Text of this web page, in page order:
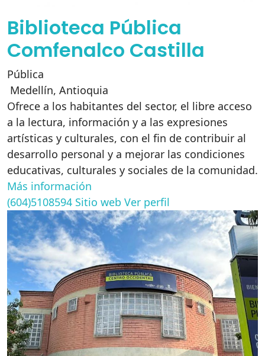
Biblioteca Pública
Comfenalco Castilla
Pública
Medellín, Antioquia
Ofrece a los habitantes del sector, el libre acceso
a la lectura, información y a las expresiones
artísticas y culturales, con el fin de contribuir al
desarrollo personal y a mejorar las condiciones
educativas, culturales y sociales de la comunidad.
Más información
(604)5108594 Sitio web Ver perfil